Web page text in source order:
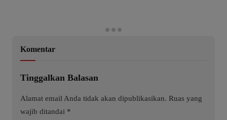
Komentar
Tinggalkan Balasan
Alamat email Anda tidak akan dipublikasikan. Ruas yang
wajib ditandai *